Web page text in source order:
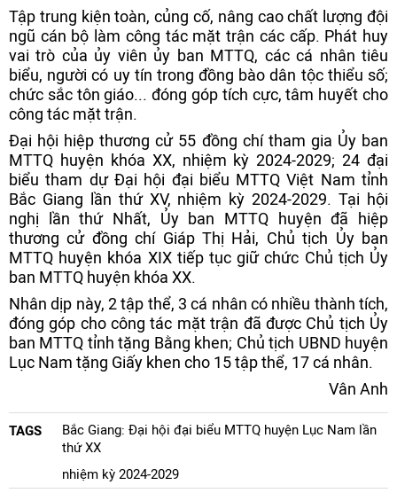
Tập trung kiện toàn, củng cố, nâng cao chất lượng đội
ngũ cán bộ làm công tác mặt trận các cấp. Phát huy
vai trò của ủy viên ủy ban MTTQ, các cá nhân tiêu
biểu, người có uy tín trong đồng bào dân tộc thiểu số;
chức sắc tôn giáo... đóng góp tích cực, tâm huyết cho
công tác mặt trận.
Đại hội hiệp thương cử 55 đồng chí tham gia Ủy ban
MTTQ huyện khóa XX, nhiệm kỳ 2024-2029; 24 đại
biểu tham dự Đại hội đại biểu MTTQ Việt Nam tỉnh
Bắc Giang lần thứ XV, nhiệm kỳ 2024-2029. Tại hội
nghị lần thứ Nhất, Ủy ban MTTQ huyện đã hiệp
thương cử đồng chí Giáp Thị Hải, Chủ tịch Ủy ban
MTTQ huyện khóa XIX tiếp tục giữ chức Chủ tịch Ủy
ban MTTQ huyện khóa XX.
Nhân dịp này, 2 tập thể, 3 cá nhân có nhiều thành tích,
đóng góp cho công tác mặt trận đã được Chủ tịch Ủy
ban MTTQ tỉnh tặng Bằng khen; Chủ tịch UBND huyện
Lục Nam tặng Giấy khen cho 15 tập thể, 17 cá nhân.
Vân Anh
TAGS
Bắc Giang: Đại hội đại biểu MTTQ huyện Lục Nam lần
thứ XX
nhiệm kỳ 2024-2029